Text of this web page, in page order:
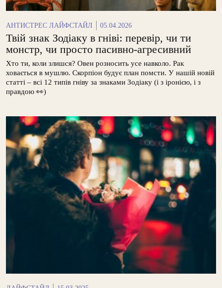
АНТИСТРЕС ЛАЙФСТАЙЛ 05.04.2026
Твій знак Зодіаку в гніві: перевір, чи ти
монстр, чи просто пасивно-агресивний
Хто ти, коли злишся? Овен розносить усе навколо. Рак
ховається в мушлю. Скорпіон будує план помсти. У нашій новій
статті – всі 12 типів гніву за знаками Зодіаку (і з іронією, і з
правдою 👀)